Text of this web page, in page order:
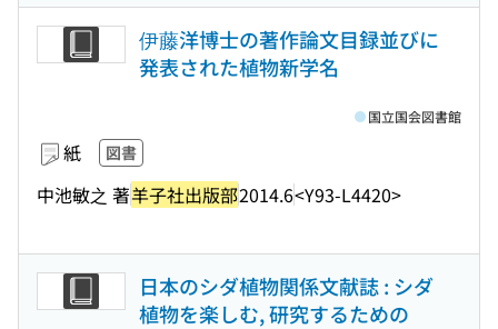
伊藤洋博士の著作論文目録並びに
発表された植物新学名
紙 図書
中池敏之 著羊子社出版部2014.6<Y93-L4420>
国立国会図書館
日本のシダ植物関係文献誌 : シダ
植物を楽しむ, 研究するための